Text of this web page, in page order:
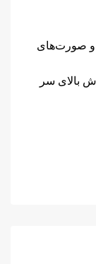
و صورت‌های
بالای سر